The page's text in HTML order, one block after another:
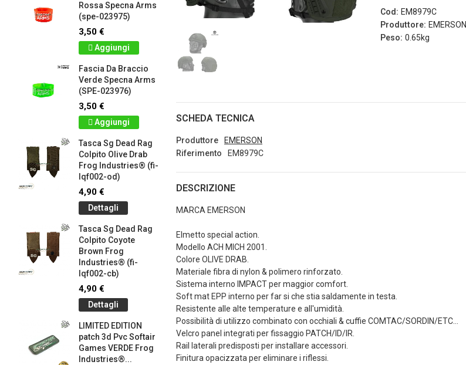
Cod: EM8979C
Produttore: EMERSON
Peso: 0.65kg
SCHEDA TECNICA
Produttore
EMERSON
Riferimento
EM8979C
DESCRIZIONE
MARCA EMERSON
Elmetto special action.
Modello ACH MICH 2001.
Colore OLIVE DRAB.
Materiale fibra di nylon & polimero rinforzato.
Sistema interno IMPACT per maggior comfort.
Soft mat EPP interno per far si che stia saldamente in testa.
Resistente alle alte temperature e all'umidità.
Possibilità di utilizzo combinato con occhiali & cuffie COMTAC/SORDIN/ETC...
Velcro panel integrati per fissaggio PATCH/ID/IR.
Rail laterali predisposti per installare accessori.
Finitura opacizzata per eliminare i riflessi.
Rossa Specna Arms
(spe-023975)
3,50 €
Aggiungi
Fascia Da Braccio
Verde Specna Arms
(SPE-023976)
3,50 €
Aggiungi
Tasca Sg Dead Rag
Colpito Olive Drab
Frog Industries® (fi-
lqf002-od)
4,90 €
Dettagli
Tasca Sg Dead Rag
Colpito Coyote
Brown Frog
Industries® (fi-
lqf002-cb)
4,90 €
Dettagli
LIMITED EDITION
patch 3d Pvc Softair
Games VERDE Frog
Industries®...
patch 3d Pvc Softair
Games COYOTE
Industries® (fi-
lq2402-red)
Dettagli
d.c. tactical (dctac-
4,90 €
Dettagli
Braccialetto Sg
Silicone Da Polso
Olive Drab Frog
Industries®...
1,00 €
Dettagli
Braccialetto Sg
Silicone Da Polso
Coyote Brown Frog
(spe-023975)
3,50 €
LIMITED EDITION